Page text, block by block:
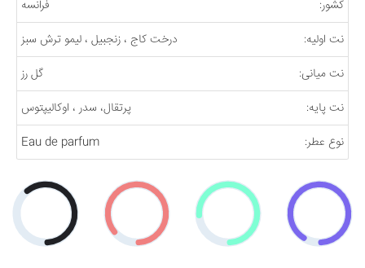
کشور:
فرانسه
نت اولیه:
درخت کاج ، زنجبیل ، لیمو ترش سبز
نت میانی:
گل رز
نت پایه:
پرتقال، سدر ، اوکالیپتوس
نوع عطر:
Eau de parfum